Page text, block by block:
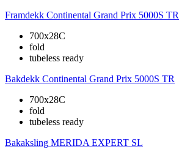
Framdekk Continental Grand Prix 5000S TR
700x28C
fold
tubeless ready
Bakdekk Continental Grand Prix 5000S TR
700x28C
fold
tubeless ready
Bakaksling MERIDA EXPERT SL